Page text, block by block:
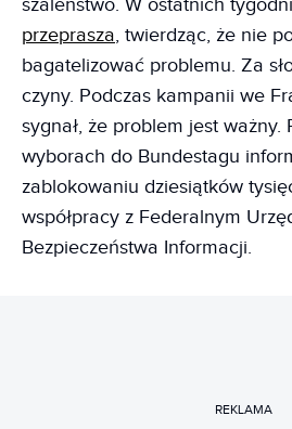
szaleństwo. W ostatnich
przeprasza, twierdząc, że nie
bagatelizować problemu. Za
czyny. Podczas kampanii we
sygnał, że problem jest ważny.
wyborach do Bundestagu
zablokowaniu dziesiątków
współpracy z Federalnym
Bezpieczeństwa Informacji.
REKLAMA